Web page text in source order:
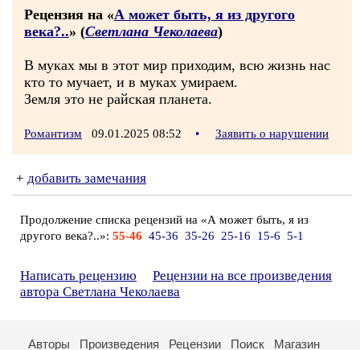
Рецензия на «А может быть, я из другого
века?..» (Светлана Чеколаева)
В муках мы в этот мир приходим, всю жизнь нас
кто то мучает, и в муках умираем.
Земля это не райская планета.
Романтизм 09.01.2025 08:52 • Заявить о нарушении
+ добавить замечания
Продолжение списка рецензий на «А может быть, я из
другого века?..»: 55-46 45-36 35-26 25-16 15-6 5-1
Написать рецензию
Рецензии на все произведения
автора Светлана Чеколаева
Авторы Произведения Рецензии Поиск Магазин